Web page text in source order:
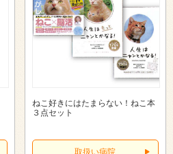
ねこ好きにはたまらない！ねこ本
３点セット
取扱い病院